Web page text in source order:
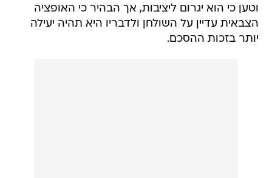
וטען כי הוא יגרום ליציבות, אך הבהיר כי האופציה
הצבאית עדיין על השולחן ולדבריו היא תהיה יעילה
יותר בזכות ההסכם.